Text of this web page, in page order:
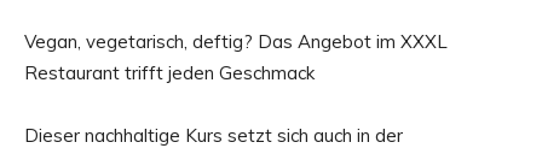
Vegan, vegetarisch, deftig? Das Angebot im XXXL
Restaurant trifft jeden Geschmack
Dieser nachhaltige Kurs setzt sich auch in der